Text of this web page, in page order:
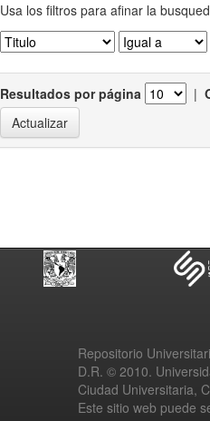
Usa los filtros para afinar la
Resultados por página |
Repositorio
D.R. © 2010.
Ciudad Universitaria,
Este sitio web puede